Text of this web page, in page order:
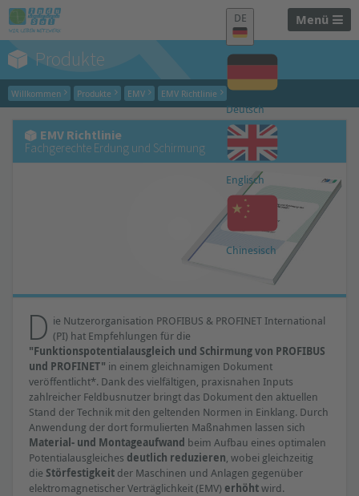
Menü
DE
Deutsch
Englisch
Chinesisch
Produkte
Willkommen Produkte EMV EMV Richtlinie
EMV Richtlinie
Fachgerechte Erdung und Schirmung
D ie Nutzerorganisation PROFIBUS & PROFINET International
(PI) hat Empfehlungen für die
"Funktionspotentialausgleich und Schirmung von PROFIBUS
und PROFINET" in einem gleichnamigen Dokument
veröffentlicht*. Dank des vielfältigen, praxisnahen Inputs
zahlreicher Feldbusnutzer bringt das Dokument den aktuellen
Stand der Technik mit den geltenden Normen in Einklang. Durch
Anwendung der dort formulierten Maßnahmen lassen sich
Material- und Montageaufwand beim Aufbau eines optimalen
Potentialausgleiches deutlich reduzieren, wobei gleichzeitig
dieStörfestigkeit der Maschinen und Anlagen gegenüber
elektromagnetischer Verträglichkeit (EMV) erhöhtwird.